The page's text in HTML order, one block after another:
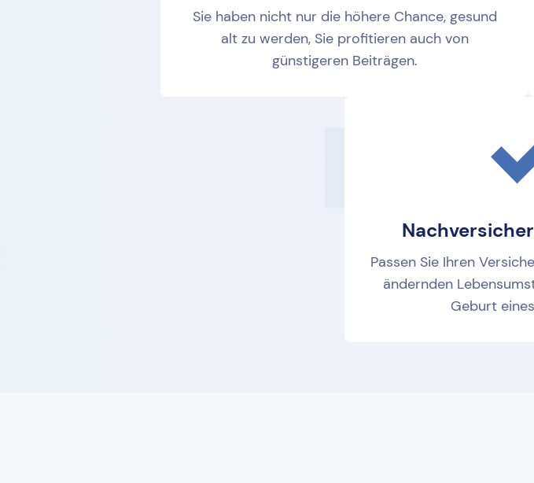
Sie haben nicht nur die höhere Chance, gesund
alt zu werden, Sie profitieren auch von
günstigeren Beiträgen.
Passen Sie Ihren
ändernden
Geburt